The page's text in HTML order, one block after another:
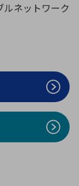
ービス
H
T
ネットワーク